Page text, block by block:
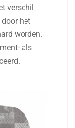
verschil
door het
worden.
als